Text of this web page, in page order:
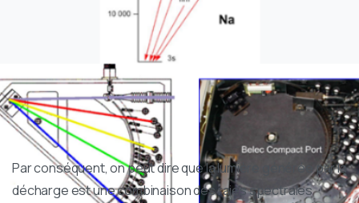
Par conséquent, on peut dire que la lumière générée par la
décharge est une combinaison des raies spectrales